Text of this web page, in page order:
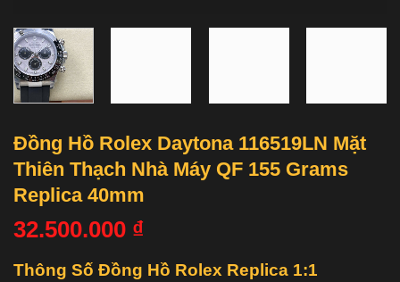
Đồng Hồ Rolex Daytona 116519LN Mặt
Thiên Thạch Nhà Máy QF 155 Grams
Replica 40mm
32.500.000 ₫
Thông Số Đồng Hồ Rolex Replica 1:1